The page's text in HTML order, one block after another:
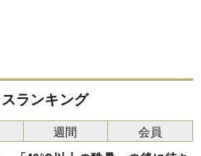
ランキング
週間 会員